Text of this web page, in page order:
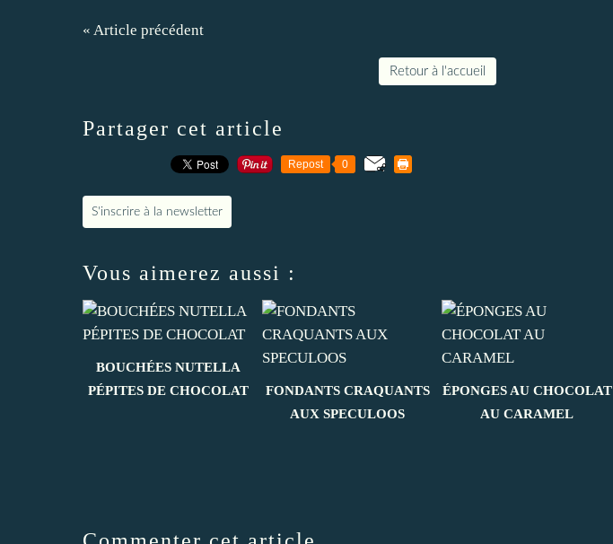
« Article précédent
Retour à l'accueil
Partager cet article
Repost 0
S'inscrire à la newsletter
Vous aimerez aussi :
BOUCHÉES NUTELLA
PÉPITES DE CHOCOLAT
FONDANTS CRAQUANTS
AUX SPECULOOS
ÉPONGES AU CHOCOLAT
AU CARAMEL